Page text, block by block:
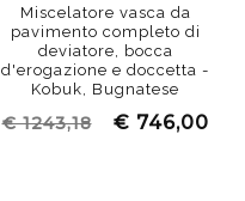
Miscelatore vasca da
pavimento completo di
deviatore, bocca
d'erogazione e doccetta -
Kobuk, Bugnatese
€ 1243,18 € 746,00